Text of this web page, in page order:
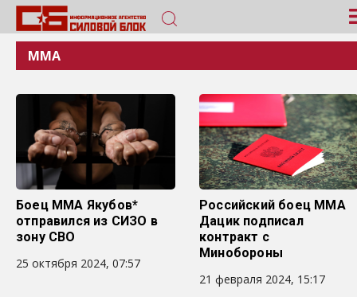
ММА
Боец MMA Якубов*
отправился из СИЗО в
зону СВО
25 октября 2024, 07:57
Российский боец ММА
Дацик подписал
контракт с
Минобороны
21 февраля 2024, 15:17